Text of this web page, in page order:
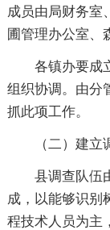
成员由局财务室
圃管理办公室、
各镇办要成
组织协调。由分
抓此项工作。
（二）建立
县调查队伍
成，以能够识别
程技术人员为主